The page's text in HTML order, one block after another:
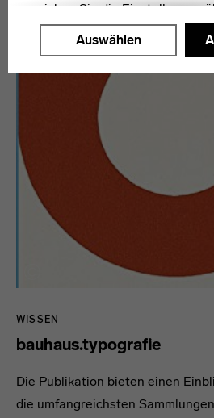
erreichen Sie die Einstellungen
"Auswählen".
Datenschutzerklärung
Auswählen
WISSEN
bauhaus.typografie
Die Publikation bieten einen
die umfangreichsten